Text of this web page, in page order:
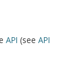
API (see API